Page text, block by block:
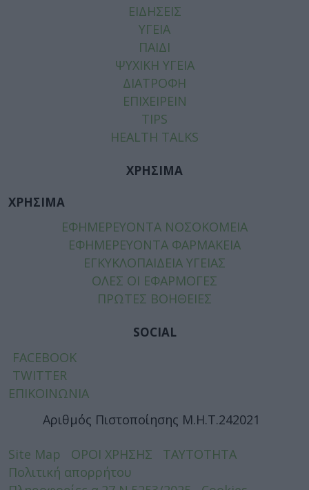
ΕΙΔΗΣΕΙΣ
ΥΓΕΙΑ
ΠΑΙΔΙ
ΨΥΧΙΚΗ ΥΓΕΙΑ
ΔΙΑΤΡΟΦΗ
ΕΠΙΧΕΙΡΕΙΝ
TIPS
HEALTH TALKS
ΧΡΗΣΙΜΑ
ΧΡΗΣΙΜΑ
ΕΦΗΜΕΡΕΥΟΝΤΑ ΝΟΣΟΚΟΜΕΙΑ
ΕΦΗΜΕΡΕΥΟΝΤΑ ΦΑΡΜΑΚΕΙΑ
ΕΓΚΥΚΛΟΠΑΙΔΕΙΑ ΥΓΕΙΑΣ
ΟΛΕΣ ΟΙ ΕΦΑΡΜΟΓΕΣ
ΠΡΩΤΕΣ ΒΟΗΘΕΙΕΣ
SOCIAL
FACEBOOK
TWITTER
ΕΠΙΚΟΙΝΩΝΙΑ
Αριθμός Πιστοποίησης Μ.Η.Τ.242021
Site Map ΟΡΟΙ ΧΡΗΣΗΣ
ΤΑΥΤΟΤΗΤΑ
Πολιτική απορρήτου